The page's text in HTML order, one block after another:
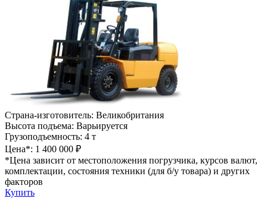
Страна-изготовитель: Великобритания
Высота подъема: Варьируется
Грузоподъемность: 4 т
Цена*: 1 400 000 ₽
*Цена зависит от местоположения погрузчика, курсов валют,
комплектации, состояния техники (для б/у товара) и других
факторов
Купить